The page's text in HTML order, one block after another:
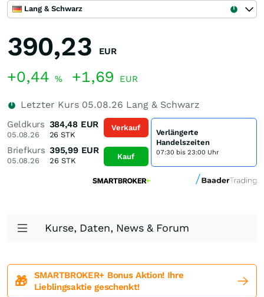
Lang & Schwarz
390,23 EUR
+0,44 % +1,69 EUR
Letzter Kurs 05.08.26 Lang & Schwarz
Geldkurs
05.08.26
384,48 EUR
26 STK
Briefkurs
05.08.26
395,99 EUR
26 STK
Verkauf
Kauf
Verlängerte
Handelszeiten
07:30 bis 23:00 Uhr
Kurse, Daten, News & Forum
🎁
SMARTBROKER+ Bonus Aktion! Ihre
Lieblingsaktie geschenkt!